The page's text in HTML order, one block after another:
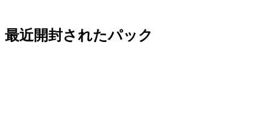
最近開封されたパック